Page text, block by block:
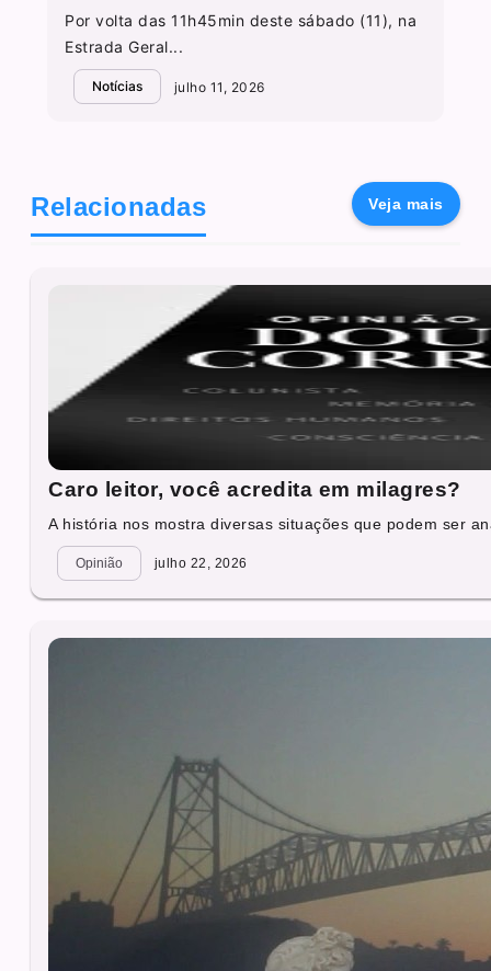
Por volta das 11h45min deste sábado (11), na
Estrada Geral...
Notícias julho 11, 2026
Relacionadas Veja mais
Caro leitor, você acredita em milagres?
A história nos mostra diversas situações que podem ser
Opinião julho 22, 2026